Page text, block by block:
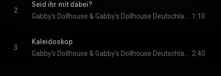
2
Seid ihr mit dabei?
1:10
3
Kaleidoskop
2:40